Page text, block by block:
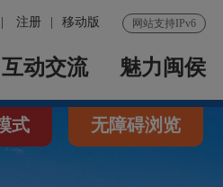
网站支持IPv6
注册 移动版
互动交流 魅力闽侯
式 无障碍浏览